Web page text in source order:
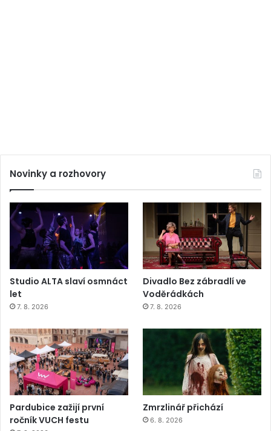
Novinky a rozhovory
Studio ALTA slaví osmnáct
let
7. 8. 2026
Divadlo Bez zábradlí ve
Voděrádkách
7. 8. 2026
Pardubice zažijí první
ročník VUCH festu
Zmrzlinář přichází
6. 8. 2026